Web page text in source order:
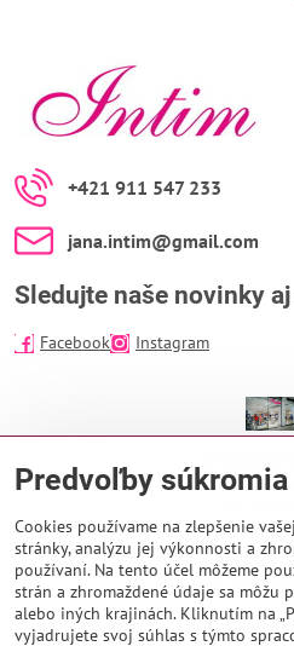
+421 911 547 233
jana​.intim​@gmail​.com
Sledujte naše novinky aj
Facebook Instagram
EUROPA
974 01
Otváracie
PO - NE 9:00
Predvoľby súkromia
Cookies používame na zlepšenie
stránky, analýzu jej výkonnosti a
používaní. Na tento účel môžeme
strán a zhromaždené údaje sa môžu
alebo iných krajinách. Kliknutím na
vyjadrujete svoj súhlas s týmto